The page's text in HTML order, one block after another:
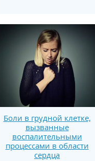
Боли в грудной клетке,
вызванные
воспалительными
процессами в области
сердца